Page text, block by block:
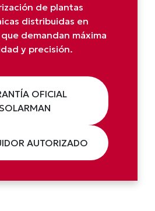
de plantas
distribuidas en
demandan máxima
y precisión.
OFICIAL
SOLARMAN
AUTORIZADO